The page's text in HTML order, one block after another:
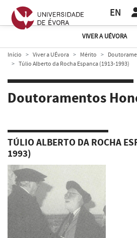
EN
VIVER A UÉVORA
Início Viver a UÉvora Mérito
Túlio Alberto da Rocha Espanca (1913-1993)
Doutoramentos
TÚLIO ALBERTO DA ROCHA
1993)